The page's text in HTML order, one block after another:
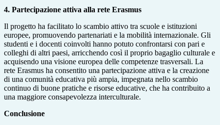
4. Partecipazione attiva alla rete Erasmus
Il progetto ha facilitato lo scambio attivo tra scuole e istituzioni
europee, promuovendo partenariati e la mobilità internazionale. Gli
studenti e i docenti coinvolti hanno potuto confrontarsi con pari e
colleghi di altri paesi, arricchendo così il proprio bagaglio culturale e
acquisendo una visione europea delle competenze trasversali. La
rete Erasmus ha consentito una partecipazione attiva e la creazione
di una comunità educativa più ampia, impegnata nello scambio
continuo di buone pratiche e risorse educative, che ha contribuito a
una maggiore consapevolezza interculturale.
Conclusione